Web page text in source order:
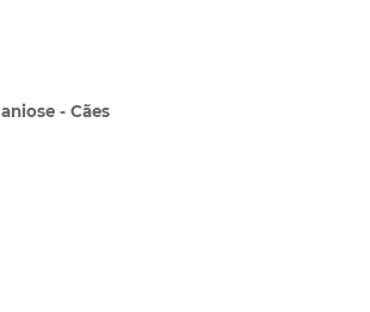
- Cães